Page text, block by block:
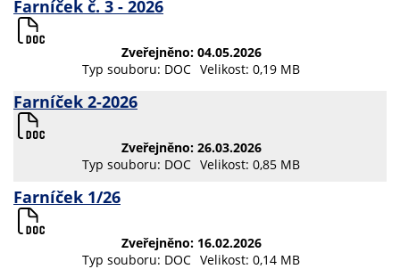
Farníček č. 3 - 2026
Zveřejněno: 04.05.2026
Typ souboru: DOC Velikost: 0,19 MB
Farníček 2-2026
Zveřejněno: 26.03.2026
Typ souboru: DOC Velikost: 0,85 MB
Farníček 1/26
Zveřejněno: 16.02.2026
Typ souboru: DOC Velikost: 0,14 MB